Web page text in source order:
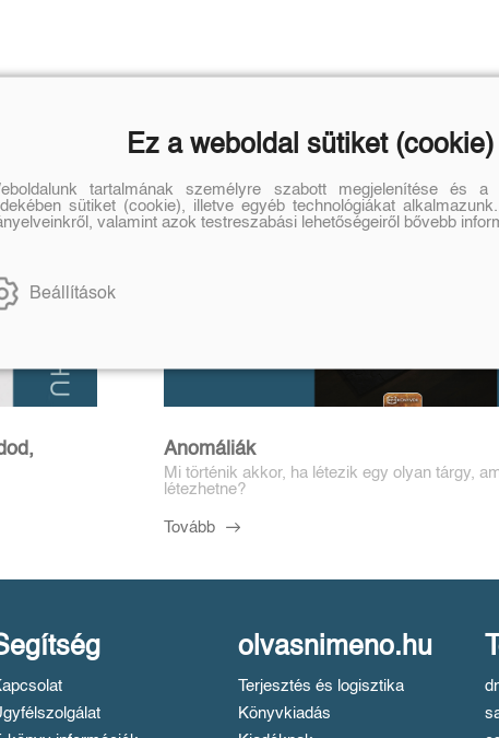
Anomáliák
Mi történik akkor, ha létezik egy olyan tárgy,
létezhetne?
Tovább
olvasnimeno.hu
Terjesztés és logisztika
Könyvkiadás
Ez a weboldal sütiket (cookie)
tartalmának személyre szabott megjelenítése és a
sütiket (cookie), illetve egyéb technológiákat
valamint azok testreszabási lehetőségeiről bővebb
Beállítások